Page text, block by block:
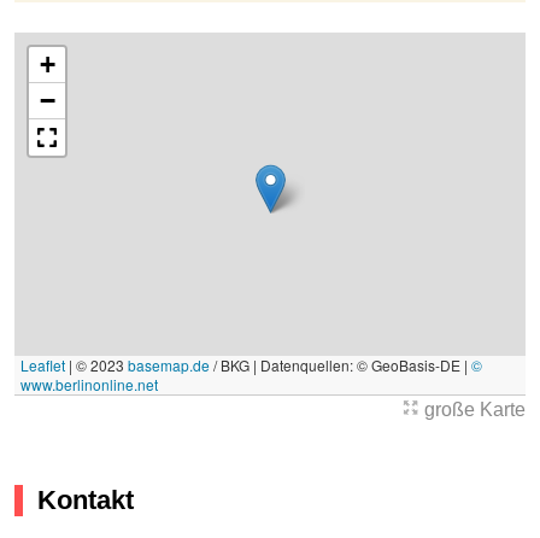
+
−
Leaflet | © 2023 basemap.de/ BKG | Datenquellen: © GeoBasis-DE | ©
www.berlinonline.net
große Karte
Kontakt